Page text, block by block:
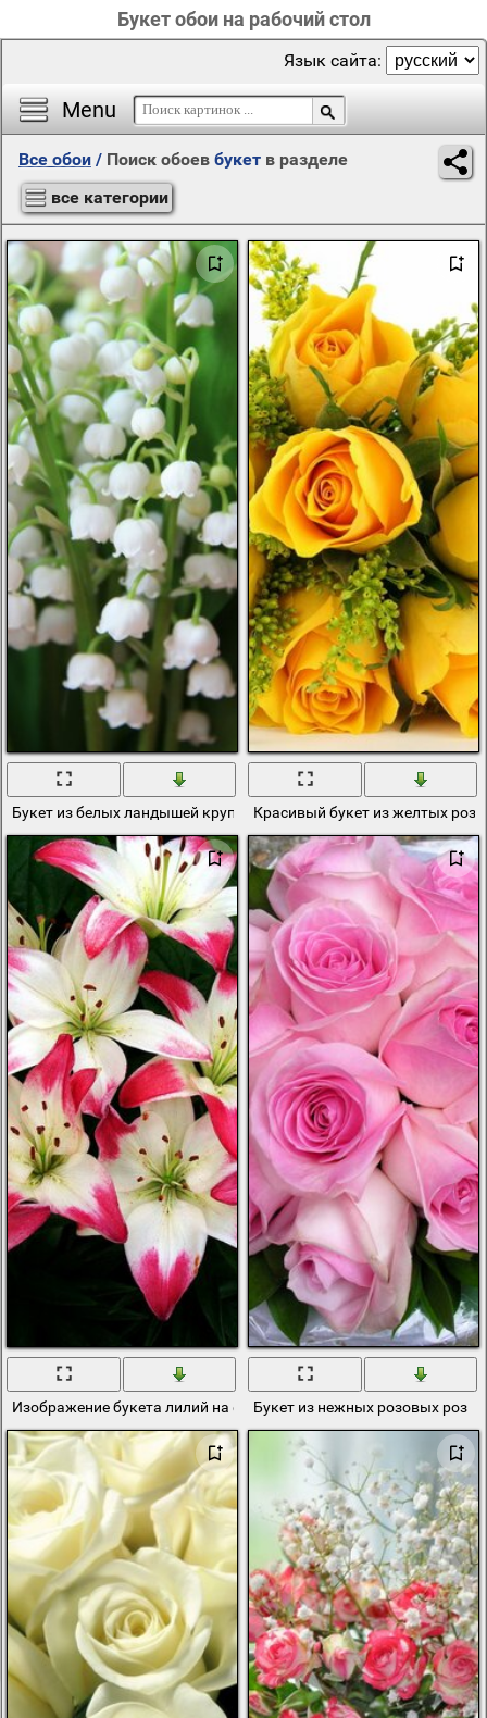
Букет обои на рабочий стол
Menu
Язык сайта:
Все обои / Поиск обоев букет в разделе
все категории
Букет из белых ландышей крупным планомКрасивый букет из желтых роз
Изображение букета лилий на фоне зелёных листьев
Букет из нежных розовых роз